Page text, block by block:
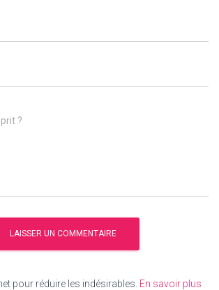
?
pour réduire les indésirables. En savoir plus